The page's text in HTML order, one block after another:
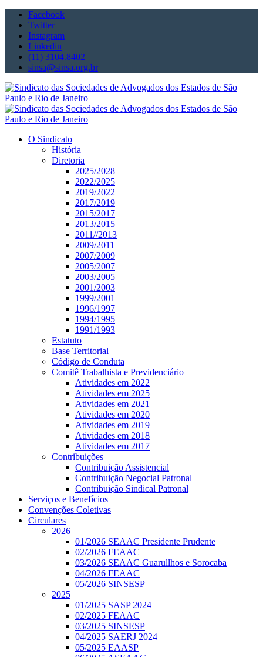
Facebook
Twitter
Instagram
Linkedin
(11) 3104.8402
sinsa@sinsa.org.br
O Sindicato
História
Diretoria
2025/2028
2022/2025
2019/2022
2017/2019
2015/2017
2013/2015
2011//2013
2009/2011
2007/2009
2005/2007
2003/2005
2001/2003
1999/2001
1996/1997
1994/1995
1991/1993
Estatuto
Base Territorial
Código de Conduta
Comitê Trabalhista e Previdenciário
Atividades em 2022
Atividades em 2025
Atividades em 2021
Atividades em 2020
Atividades em 2019
Atividades em 2018
Atividades em 2017
Contribuições
Contribuição Assistencial
Contribuição Negocial Patronal
Contribuição Sindical Patronal
Serviços e Benefícios
Convenções Coletivas
Circulares
2026
01/2026 SEAAC Presidente Prudente
02/2026 FEAAC
03/2026 SEAAC Guarullhos e Sorocaba
04/2026 FEAAC
05/2026 SINSESP
2025
01/2025 SASP 2024
02/2025 FEAAC
03/2025 SINSESP
04/2025 SAERJ 2024
05/2025 EAASP